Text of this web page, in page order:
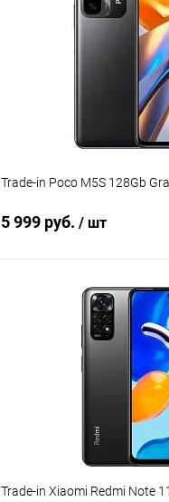
В избранное
Trade-in Poco M5S 128Gb
5 999 руб. / шт
В
В избранное
Trade-in Xiaomi Redmi Note